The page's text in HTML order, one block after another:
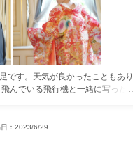
です。天気が良かったこともあ
んでいる飛行機と一緒に写った
：2023/6/29